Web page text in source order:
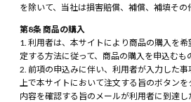
を除いて、当社は損害賠償、補償、補填その
第8条 商品の購入
利用者は、本サイトにより商品の購入を
定する方法に従って、商品の購入を申込むも
前項の申込みに伴い、利用者が入力した
上で本サイトにおいて注文する旨のボタン
内容を確認する旨のメールが利用者に到達